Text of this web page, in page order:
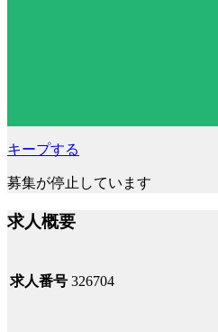
キープする
募集が停止しています
求人概要
求人番号 326704